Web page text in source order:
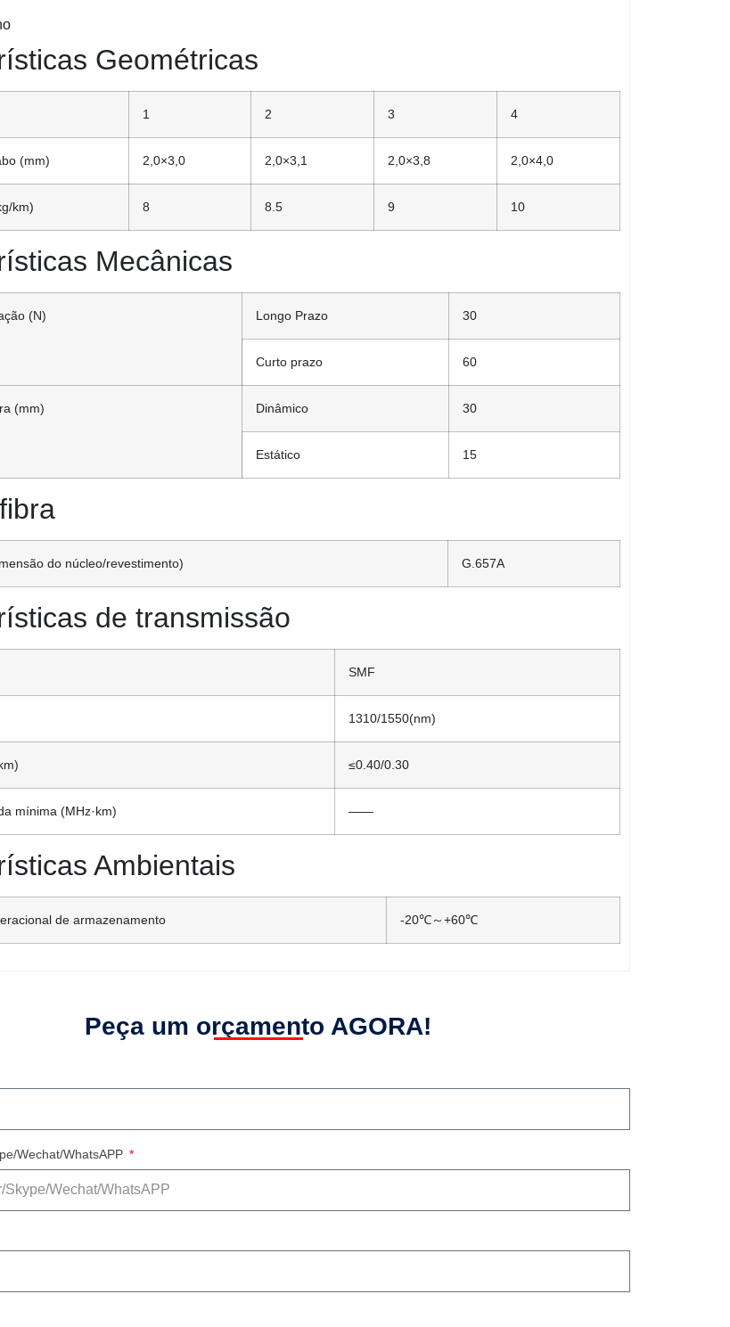
Geométricas
1 2 3 4
(mm) 2,0×3,0 2,0×3,1 2,0×3,8 2,0×4,0
km) 8 8.5 9 10
Mecânicas
(N) Longo Prazo 30
Curto prazo 60
(mm) Dinâmico 30
Estático 15
do núcleo/revestimento) G.657A
de transmissão
SMF
1310/1550(nm)
≤0.40/0.30
mínima (MHz·km) ——
Ambientais
de armazenamento -20℃～+60℃
Peça um orçamento AGORA!
Wechat/WhatsAPP